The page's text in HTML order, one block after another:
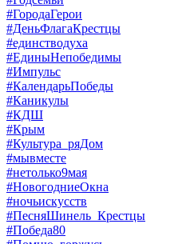
#ГородаГерои
#ДеньФлагаКрестцы
#единстводуха
#ЕдиныНепобедимы
#Импульс
#КалендарьПобеды
#Каникулы
#КДШ
#Крым
#Культура_ряДом
#мывместе
#нетолько9мая
#НовогодниеОкна
#ночьискусств
#ПесняШинель_Крестцы
#Победа80